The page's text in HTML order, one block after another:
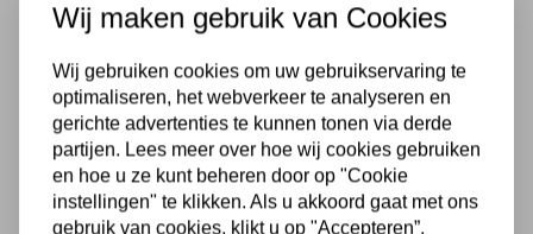
Wij maken gebruik van Cookies
Wij gebruiken cookies om uw gebruikservaring te
optimaliseren, het webverkeer te analyseren en
gerichte advertenties te kunnen tonen via derde
partijen. Lees meer over hoe wij cookies gebruiken
en hoe u ze kunt beheren door op "Cookie
instellingen" te klikken. Als u akkoord gaat met ons
gebruik van cookies, klikt u op "Accepteren”.